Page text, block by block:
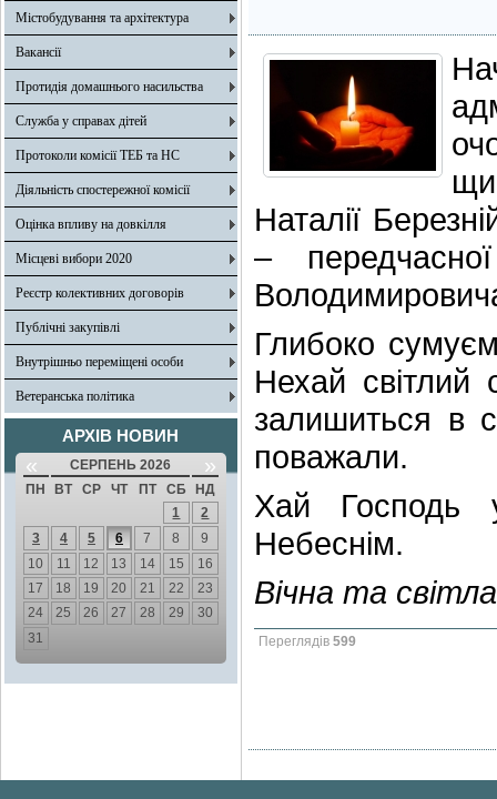
Містобудування та архітектура
Вакансії
Протидія домашнього насильства
Служба у справах дітей
Протоколи комісії ТЕБ та НС
Діяльність спостережної комісії
Оцінка впливу на довкілля
Місцеві вибори 2020
Реєстр колективних договорів
Публічні закупівлі
Внутрішньо переміщені особи
Ветеранська політика
АРХІВ НОВИН
« СЕРПЕНЬ 2026 »
ПН ВТ СР ЧТ ПТ СБ
НД
1
2
3
4 5 6 7 8
9
10
11 12 13 14 15
16
17
18 19 20 21 22
23
24
25 26 27 28 29
30
31
Наталії
–
Глибоко
Нехай світлий
залишиться в
поважали.
Хай Господь
Небеснім.
Вічна та
Переглядів 599